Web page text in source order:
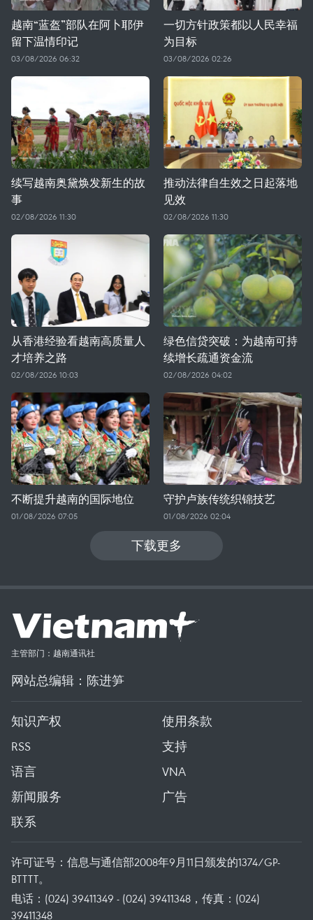
越南“蓝盔”部队在阿卜耶伊
留下温情印记
03/08/2026 06:32
一切方针政策都以人民幸福
为目标
03/08/2026 02:26
续写越南奥黛焕发新生的故
事
02/08/2026 11:30
推动法律自生效之日起落地
见效
02/08/2026 11:30
从香港经验看越南高质量人
才培养之路
02/08/2026 10:03
绿色信贷突破：为越南可持
续增长疏通资金流
02/08/2026 04:02
不断提升越南的国际地位
01/08/2026 07:05
守护卢族传统织锦技艺
01/08/2026 02:04
下载更多
主管部门：越南通讯社
网站总编辑：陈进笋
知识产权
使用条款
RSS
支持
语言
VNA
新闻服务
广告
联系
许可证号：信息与通信部2008年9月11日颁发的1374/GP-
BTTTT。
电话：(024) 39411349 - (024) 39411348，传真：(024)
39411348